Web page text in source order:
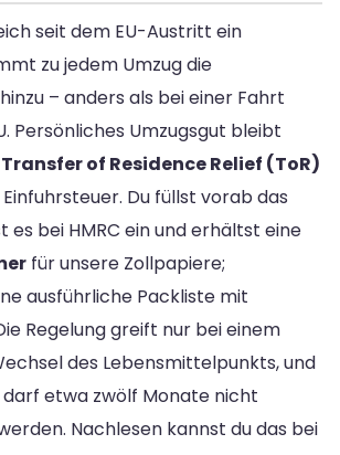
seit dem EU-Austritt ein
zu jedem Umzug die
– anders als bei einer Fahrt
Persönliches Umzugsgut bleibt
Transfer of Residence Relief (ToR)
Du füllst vorab das
es bei HMRC ein und erhältst eine
für unsere Zollpapiere;
ausführliche Packliste mit
Regelung greift nur bei einem
des Lebensmittelpunkts, und
etwa zwölf Monate nicht
Nachlesen kannst du das bei